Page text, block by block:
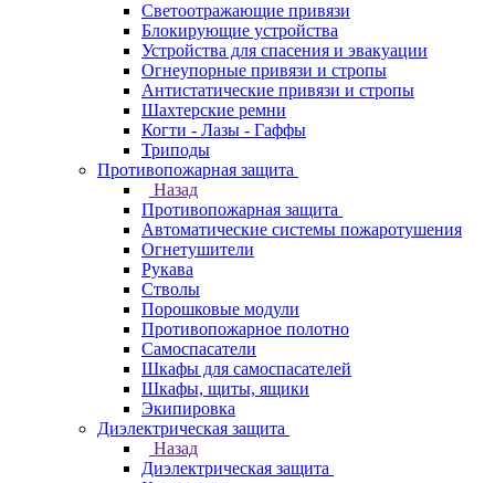
Светоотражающие привязи
Блокирующие устройства
Устройства для спасения и эвакуации
Огнеупорные привязи и стропы
Антистатические привязи и стропы
Шахтерские ремни
Когти - Лазы - Гаффы
Триподы
Противопожарная защита
Назад
Противопожарная защита
Автоматические системы пожаротушения
Огнетушители
Рукава
Стволы
Порошковые модули
Противопожарное полотно
Самоспасатели
Шкафы для самоспасателей
Шкафы, щиты, ящики
Экипировка
Диэлектрическая защита
Назад
Диэлектрическая защита